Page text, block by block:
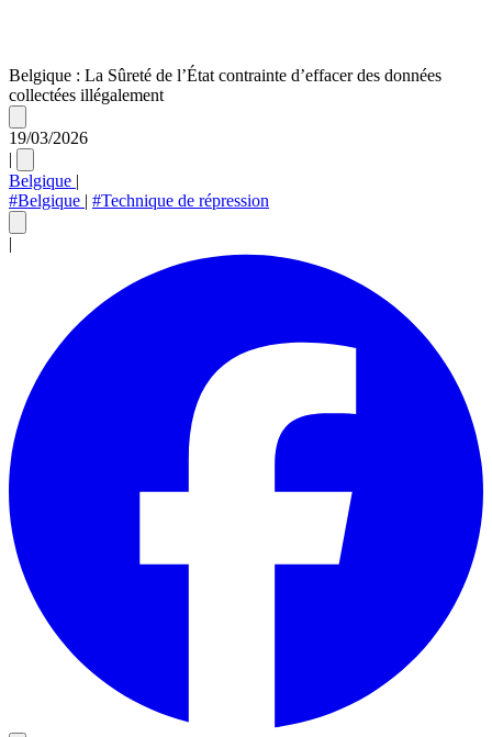
Belgique : La Sûreté de l’État contrainte d’effacer des données
collectées illégalement
19/03/2026
|
Belgique |
#Belgique | #Technique de répression
|